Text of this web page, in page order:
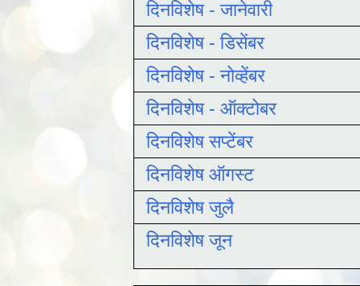
दिनविशेष - जानेवारी
दिनविशेष - डिसेंबर
दिनविशेष - नोव्हेंबर
दिनविशेष - ऑक्टोबर
दिनविशेष सप्टेंबर
दिनविशेष ऑगस्ट
दिनविशेष जुलै
दिनविशेष जून